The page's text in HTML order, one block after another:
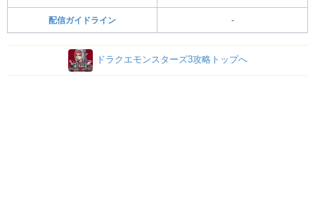
配信ガイドライン -
ドラクエモンスターズ3攻略トップへ